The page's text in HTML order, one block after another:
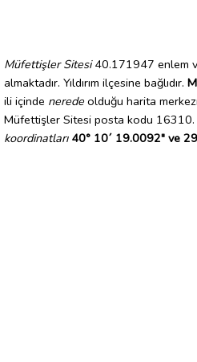
Müfettişler Sitesi40.171947 enlem
almaktadır. Yıldırım ilçesine bağlıdır.
ili içinde nerede olduğu harita
Müfettişler Sitesi posta kodu 16310.
koordinatları 40° 10´ 19.0092" ve